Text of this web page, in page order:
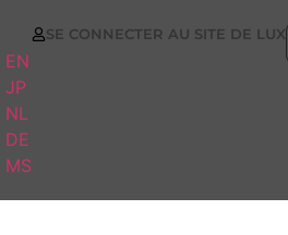
EN
JP
NL
DE
MS
SE CONNECTER AU SITE DE LUX